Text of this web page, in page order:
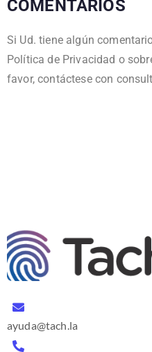
COMENTARIOS
Si Ud. tiene algún
Política de Privacidad o
favor, contáctese con
ayuda@tach.la